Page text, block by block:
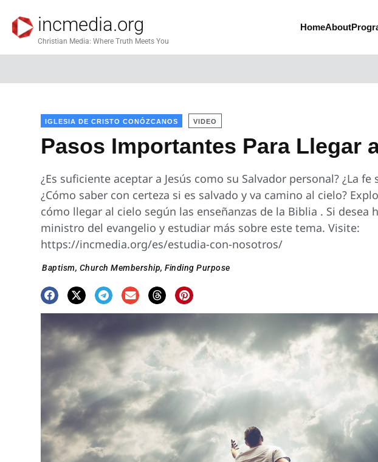
incmedia.org
Christian Media: Where Truth Meets You
HomeAbout
IGLESIA DE CRISTO CONÓZCANOS VIDEO
Pasos Importantes Para Llegar
¿Es suficiente aceptar a Jesús como su Salvador personal? ¿La fe
¿Cómo saber con certeza si es salvado y va camino al cielo?
cómo llegar al cielo según las enseñanzas de la Biblia . Si desea
ministro del evangelio y estudiar más sobre este tema. Visite:
https://incmedia.org/es/estudia-con-nosotros/
Baptism, Church Membership,Finding Purpose